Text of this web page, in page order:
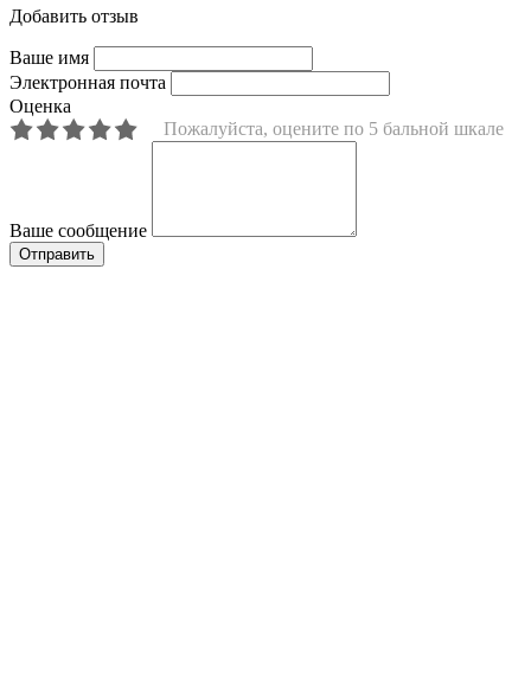
Добавить отзыв
Ваше имя
Электронная почта
Оценка
Пожалуйста, оцените по 5 бальной шкале
Ваше сообщение